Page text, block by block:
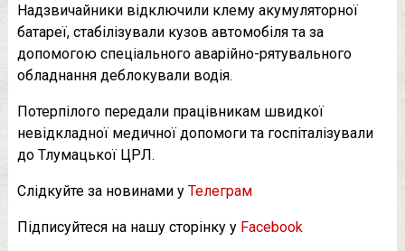
Надзвичайники відключили клему акумуляторної
батареї, стабілізували кузов автомобіля та за
допомогою спеціального аварійно-рятувального
обладнання деблокували водія.
Потерпілого передали працівникам швидкої
невідкладної медичної допомоги та госпіталізували
до Тлумацької ЦРЛ.
Слідкуйте за новинами у Телеграм
Підписуйтеся на нашу сторінку у Facebook